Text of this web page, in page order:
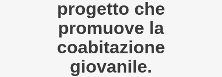
progetto che
promuove la
coabitazione
giovanile.